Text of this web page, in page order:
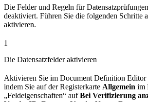
Die Felder und Regeln für
deaktiviert. Führen Sie die folgenden Schritte
aktivieren.
1
Die Datensatzfelder aktivieren
Aktivieren Sie im Document Definition Editor
indem Sie auf der Registerkarte Allgemein im
„Feldeigenschaften“ aufBei Verifizierung